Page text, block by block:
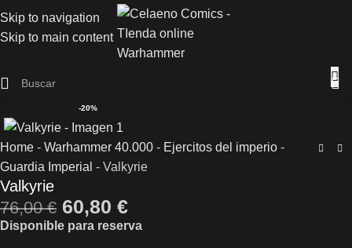
Skip to navigation
Skip to main content
-20%
Home - Warhammer 40.000 - Ejercitos del imperio -
Guardia Imperial - Valkyrie
Valkyrie
76,00€ 60,80 €
Disponible para reserva